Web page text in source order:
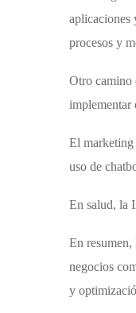
aplicaciones
procesos y
Otro camino
implementar
El marketing
uso de
En salud, la
En
negocios
y